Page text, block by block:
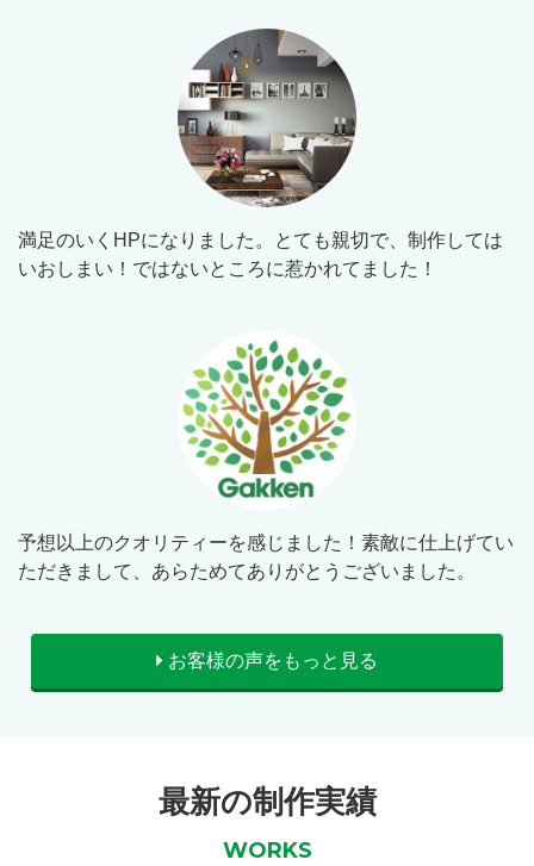
満足のいくHPになりました。とても親切で、制作しては
いおしまい！ではないところに惹かれてました！
予想以上のクオリティーを感じました！素敵に仕上げてい
ただきまして、あらためてありがとうございました。
お客様の声をもっと見る
最新の制作実績
WORKS